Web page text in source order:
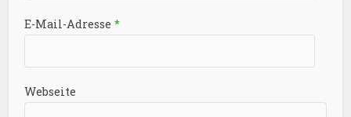
E-Mail-Adresse*
Webseite